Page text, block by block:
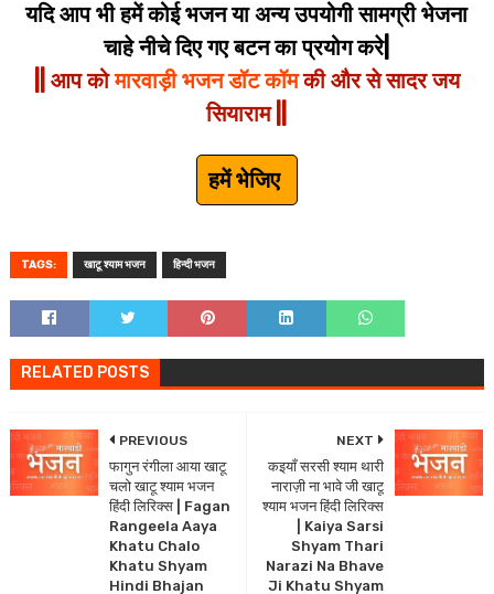
यदि आप भी हमें कोई भजन या अन्य उपयोगी सामग्री भेजना
चाहे नीचे दिए गए बटन का प्रयोग करे|
|| आप कोमारवाड़ी भजन डॉट कॉमकी और से सादर जय
सियाराम ||
हमें भेजिए
TAGS: खाटू श्याम भजन हिन्दी भजन
RELATED POSTS
NEXT
कइयाँ सरसी श्याम थारी
नाराज़ी ना भावे जी खाटू
श्याम भजन हिंदी लिरिक्स
| Kaiya Sarsi
Shyam Thari
Narazi Na Bhave
Ji Khatu Shyam
PREVIOUS
फागुन रंगीला आया खाटू
चलो खाटू श्याम भजन
हिंदी लिरिक्स | Fagan
Rangeela Aaya
Khatu Chalo
Khatu Shyam
Hindi Bhajan